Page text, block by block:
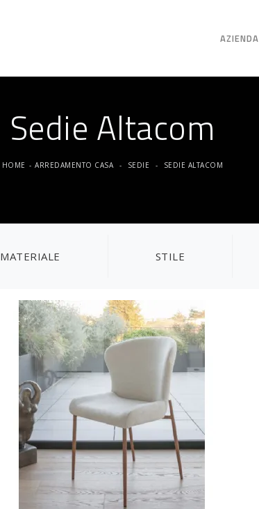
AZIENDA
Sedie Altacom
HOME - ARREDAMENTO CASA - SEDIE - SEDIE ALTACOM
MATERIALE STILE